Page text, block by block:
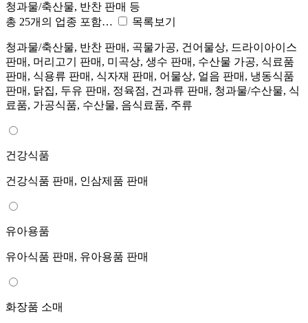
청과물/축산물, 반찬 판매 등
총 25개의 업종 포함…
목록보기
청과물/축산물, 반찬 판매, 곡물가공, 건어물상, 드라이아이스
판매, 머리고기 판매, 미곡상, 생수 판매, 수산물 가공, 식료품
판매, 식용류 판매, 식자재 판매, 어물상, 얼음 판매, 냉동식품
판매, 닭집, 두유 판매, 정육점, 건과류 판매, 청과물/수산물, 식
료품, 가공식품, 수산물, 음식료품, 주류
건강식품
건강식품 판매, 인삼제품 판매
유아용품
유아식품 판매, 유아용품 판매
화장품 소매